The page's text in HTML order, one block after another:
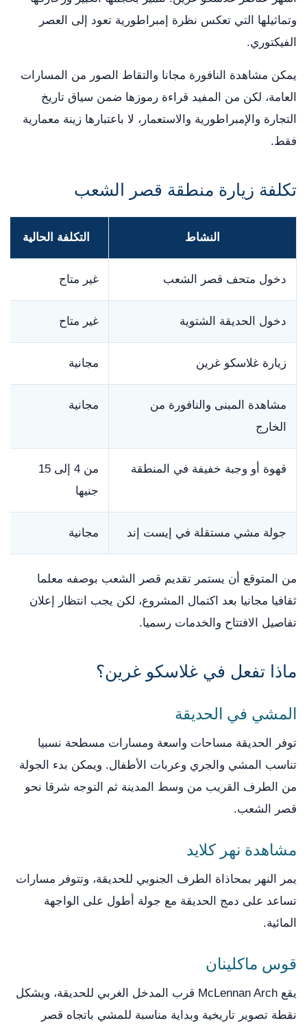
وتماثيلها التي تعكس نظرة إمبراطورية تعود إلى العصر
الفيكتوري.
يمكن مشاهدة النافورة مجانا والتقاط الصور من المسارات
العامة، لكن من المفيد قراءة رموزها ضمن سياق تاريخ
التجارة والإمبراطورية والاستعمار، لا باعتبارها زينة معمارية
فقط.
تكلفة زيارة منطقة قصر الشعب
النشاط التكلفة الحالية
دخول متحف قصر الشعب غير متاح
دخول الحديقة الشتوية غير متاح
زيارة غلاسكو غرين مجانية
مشاهدة المبنى والنافورة من
الخارج
مجانية
قهوة أو وجبة خفيفة في المنطقة
من 4 إلى 15
جنيها
جولة مشي مستقلة في إيست إند مجانية
من المتوقع أن يستمر تقديم قصر الشعب بوصفه معلما
ثقافيا مجانيا بعد اكتمال المشروع، لكن يجب انتظار إعلان
تفاصيل الافتتاح والخدمات رسميا.
ماذا تفعل في غلاسكو غرين؟
المشي في الحديقة
توفر الحديقة مساحات واسعة ومسارات مسطحة نسبيا
تناسب المشي والجري وعربات الأطفال. ويمكن بدء الجولة
من الطرف القريب من وسط المدينة ثم التوجه شرقا نحو
قصر الشعب.
مشاهدة نهر كلايد
يمر النهر بمحاذاة الطرف الجنوبي للحديقة، وتتوفر مسارات
تساعد على دمج الحديقة مع جولة أطول على الواجهة
المائية.
قوس ماكلينان
يقع McLennan Arch قرب المدخل الغربي للحديقة، ويشكل
نقطة تصوير تاريخية وبداية مناسبة للمشي باتجاه قصر